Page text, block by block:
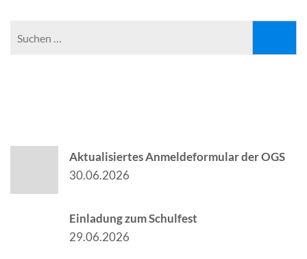
Aktualisiertes Anmeldeformular der OGS
30.06.2026
Einladung zum Schulfest
29.06.2026